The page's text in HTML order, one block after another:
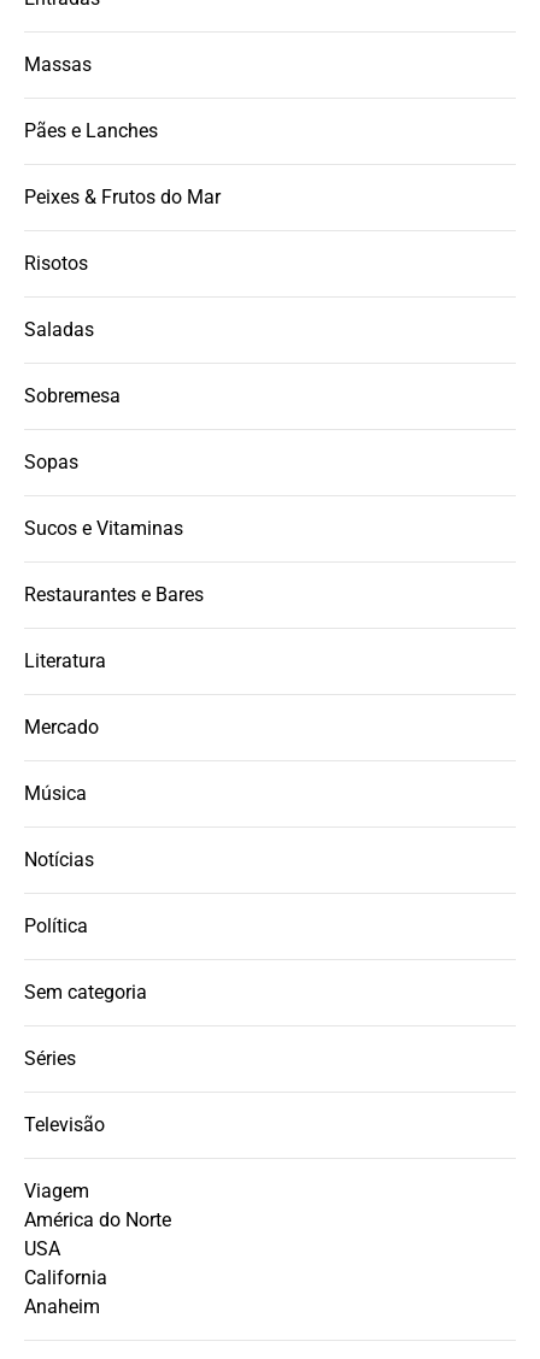
Massas
Pães e Lanches
Peixes & Frutos do Mar
Risotos
Saladas
Sobremesa
Sopas
Sucos e Vitaminas
Restaurantes e Bares
Literatura
Mercado
Música
Notícias
Política
Sem categoria
Séries
Televisão
Viagem
América do Norte
USA
California
Anaheim